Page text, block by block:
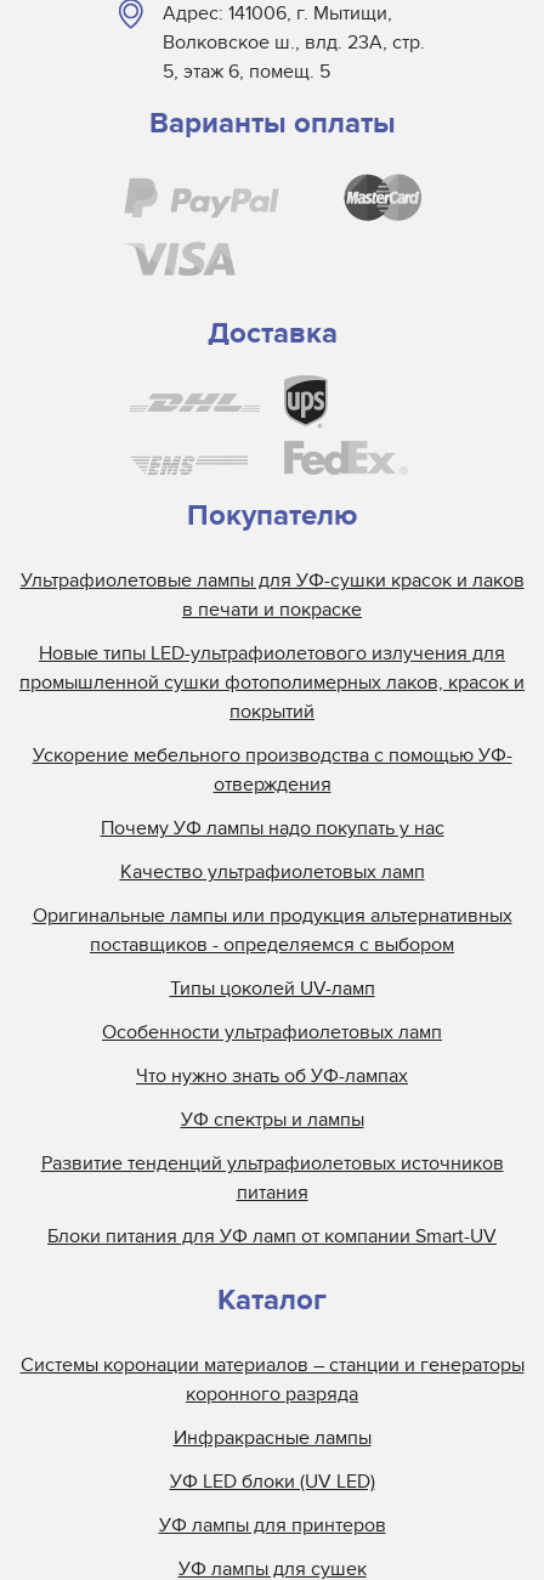
Адрес: 141006, г. Мытищи,
Волковское ш., влд. 23А, стр.
5, этаж 6, помещ. 5
Варианты оплаты
Доставка
Покупателю
Ультрафиолетовые лампы для УФ-сушки красок и лаков
в печати и покраске
Новые типы LED-ультрафиолетового излучения для
промышленной сушки фотополимерных лаков, красок и
покрытий
Ускорение мебельного производства с помощью УФ-
отверждения
Почему УФ лампы надо покупать у нас
Качество ультрафиолетовых ламп
Оригинальные лампы или продукция альтернативных
поставщиков - определяемся с выбором
Типы цоколей UV-ламп
Особенности ультрафиолетовых ламп
Что нужно знать об УФ-лампах
УФ спектры и лампы
Развитие тенденций ультрафиолетовых источников
питания
Блоки питания для УФ ламп от компании Smart-UV
Каталог
Системы коронации материалов – станции и генераторы
коронного разряда
Инфракрасные лампы
УФ LED блоки (UV LED)
УФ лампы для принтеров
УФ лампы для сушек